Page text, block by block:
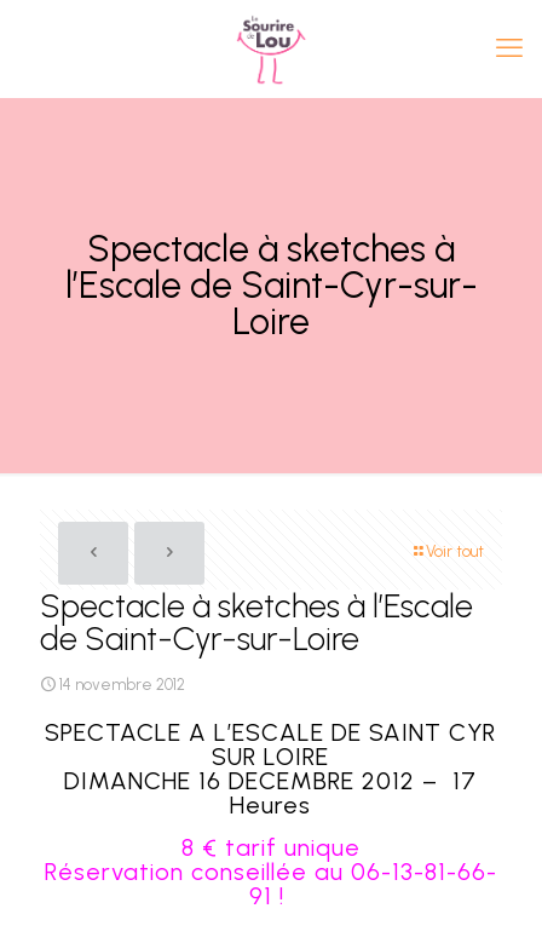
Spectacle à sketches à
l’Escale de Saint-Cyr-sur-
Loire
Voir tout
Spectacle à sketches à l’Escale
de Saint-Cyr-sur-Loire
14 novembre 2012
SPECTACLE A L’ESCALE DE SAINT CYR
SUR LOIRE
DIMANCHE 16 DECEMBRE 2012 – 17
Heures
8 € tarif unique
Réservation conseillée au 06-13-81-66-
91 !